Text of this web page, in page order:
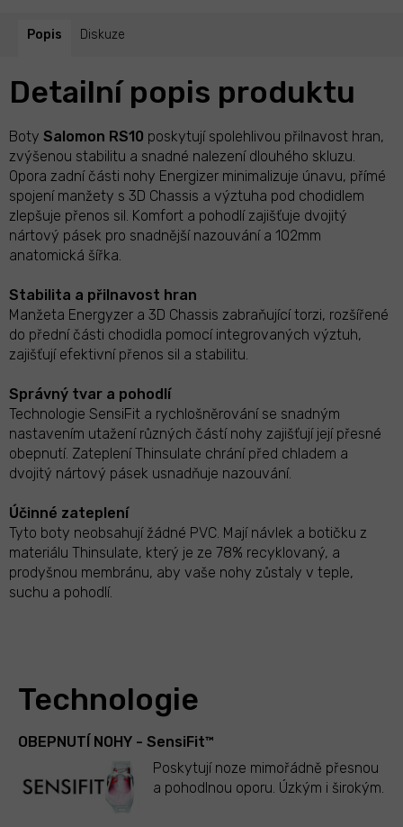
Popis Diskuze
Detailní popis produktu
Boty Salomon RS10 poskytují spolehlivou přilnavost hran,
zvýšenou stabilitu a snadné nalezení dlouhého skluzu.
Opora zadní části nohy Energizer minimalizuje únavu, přímé
spojení manžety s 3D Chassis a výztuha pod chodidlem
zlepšuje přenos sil. Komfort a pohodlí zajišťuje dvojitý
nártový pásek pro snadnější nazouvání a 102mm
anatomická šířka.
Stabilita a přilnavost hran
Manžeta Energyzer a 3D Chassis zabraňující torzi, rozšířené
do přední části chodidla pomocí integrovaných výztuh,
zajišťují efektivní přenos sil a stabilitu.
Správný tvar a pohodlí
Technologie SensiFit a rychlošněrování se snadným
nastavením utažení různých částí nohy zajišťují její přesné
obepnutí. Zateplení Thinsulate chrání před chladem a
dvojitý nártový pásek usnadňuje nazouvání.
Účinné zateplení
Tyto boty neobsahují žádné PVC. Mají návlek a botičku z
materiálu Thinsulate, který je ze 78% recyklovaný, a
prodyšnou membránu, aby vaše nohy zůstaly v teple,
suchu a pohodlí.
Technologie
OBEPNUTÍ NOHY - SensiFit™
Poskytují noze mimořádně přesnou
a pohodlnou oporu. Úzkým i širokým.